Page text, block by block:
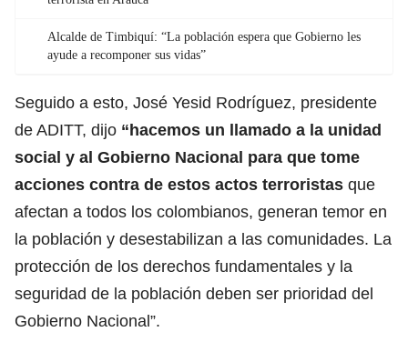
Alcalde de Timbiquí: “La población espera que Gobierno les
ayude a recomponer sus vidas”
Seguido a esto, José Yesid Rodríguez, presidente
de ADITT, dijo “hacemos un llamado a la unidad
social y al Gobierno Nacional para que tome
acciones contra de estos actos terroristas que
afectan a todos los colombianos, generan temor en
la población y desestabilizan a las comunidades. La
protección de los derechos fundamentales y la
seguridad de la población deben ser prioridad del
Gobierno Nacional”.